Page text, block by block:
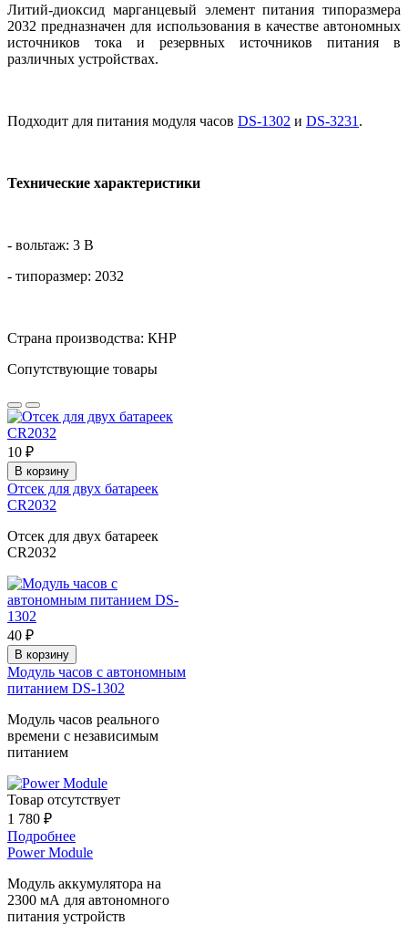
Литий-диоксид марганцевый элемент питания типоразмера
2032 предназначен для использования в качестве автономных
источников тока и резервных источников питания в
различных устройствах.
Подходит для питания модуля часов DS-1302 и DS-3231 .
Технические характеристики
- вольтаж: 3 В
- типоразмер: 2032
Страна производства: КНР
Сопутствующие товары
10 ₽
В корзину
Отсек для двух батареек
CR2032
Отсек для двух батареек
CR2032
40 ₽
В корзину
Модуль часов с автономным
питанием DS-1302
Модуль часов реального
времени с независимым
питанием
Товар отсутствует
1 780 ₽
Подробнее
Power Module
Модуль аккумулятора на
2300 мА для автономного
питания устройств